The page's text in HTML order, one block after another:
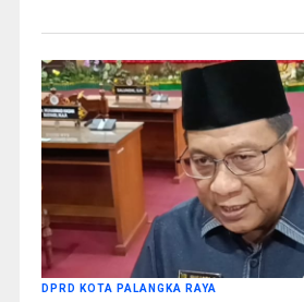
DPRD KOTA PALANGKA RAYA